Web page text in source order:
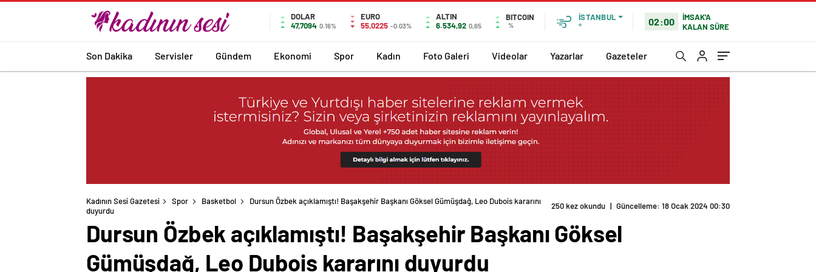
DOLAR
47,7094 0.16%
EURO
55,0225 -0.03%
ALTIN
6.534,92 0,65
BITCOIN
%
İSTANBUL
°
02:00
İMSAK'A
KALAN SÜRE
Son Dakika Servisler Gündem Ekonomi Spor Kadın Foto Galeri Videolar Yazarlar Gazeteler
Kadının Sesi Gazetesi Spor Basketbol Dursun Özbek açıklamıştı! Başakşehir Başkanı Göksel Gümüşdağ, Leo Dubois kararını duyurdu
Dursun Özbek açıklamıştı! Başakşehir Başkanı Göksel
Gümüşdağ, Leo Dubois kararını duyurdu